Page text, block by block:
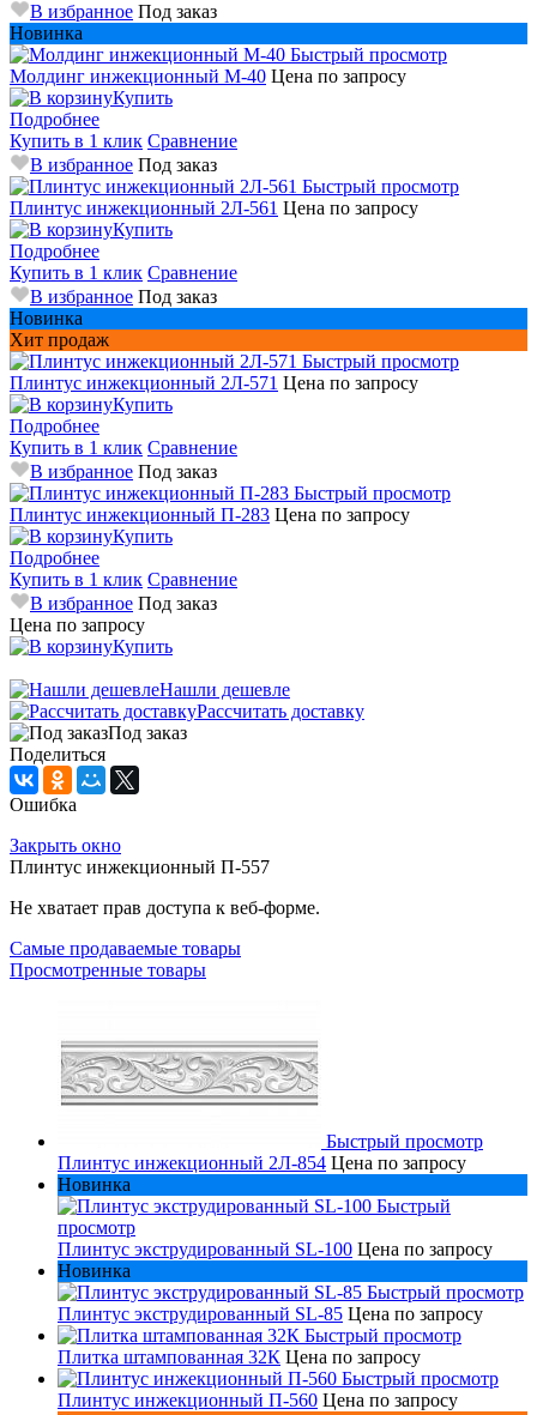
В избранное Под заказ
Новинка
Быстрый просмотр
Молдинг инжекционный M-40 Цена по запросу
Купить
Подробнее
Купить в 1 клик Сравнение
В избранное Под заказ
Быстрый просмотр
Плинтус инжекционный 2Л-561 Цена по запросу
Купить
Подробнее
Купить в 1 клик Сравнение
В избранное Под заказ
Новинка
Хит продаж
Быстрый просмотр
Плинтус инжекционный 2Л-571 Цена по запросу
Купить
Подробнее
Купить в 1 клик Сравнение
В избранное Под заказ
Быстрый просмотр
Плинтус инжекционный П-283 Цена по запросу
Купить
Подробнее
Купить в 1 клик Сравнение
В избранное Под заказ
Цена по запросу
Купить
Нашли дешевле
Рассчитать доставку
Под заказ
Поделиться
Ошибка
Закрыть окно
Плинтус инжекционный П-557
Не хватает прав доступа к веб-форме.
Самые продаваемые товары
Просмотренные товары
Быстрый просмотр
Плинтус инжекционный 2Л-854 Цена по запросу
Новинка
Быстрый
просмотр
Плинтус экструдированный SL-100 Цена по запросу
Новинка
Быстрый просмотр
Плинтус экструдированный SL-85 Цена по запросу
Быстрый просмотр
Плитка штампованная 32К Цена по запросу
Быстрый просмотр
Плинтус инжекционный П-560 Цена по запросу